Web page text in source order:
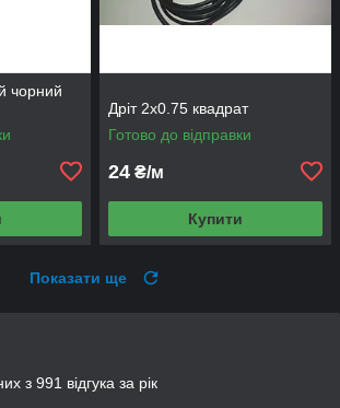
чорний
Дріт 2х0.75 квадрат
Готово до відправки
24 ₴/м
Купити
Показати ще
з 991 відгука за рік